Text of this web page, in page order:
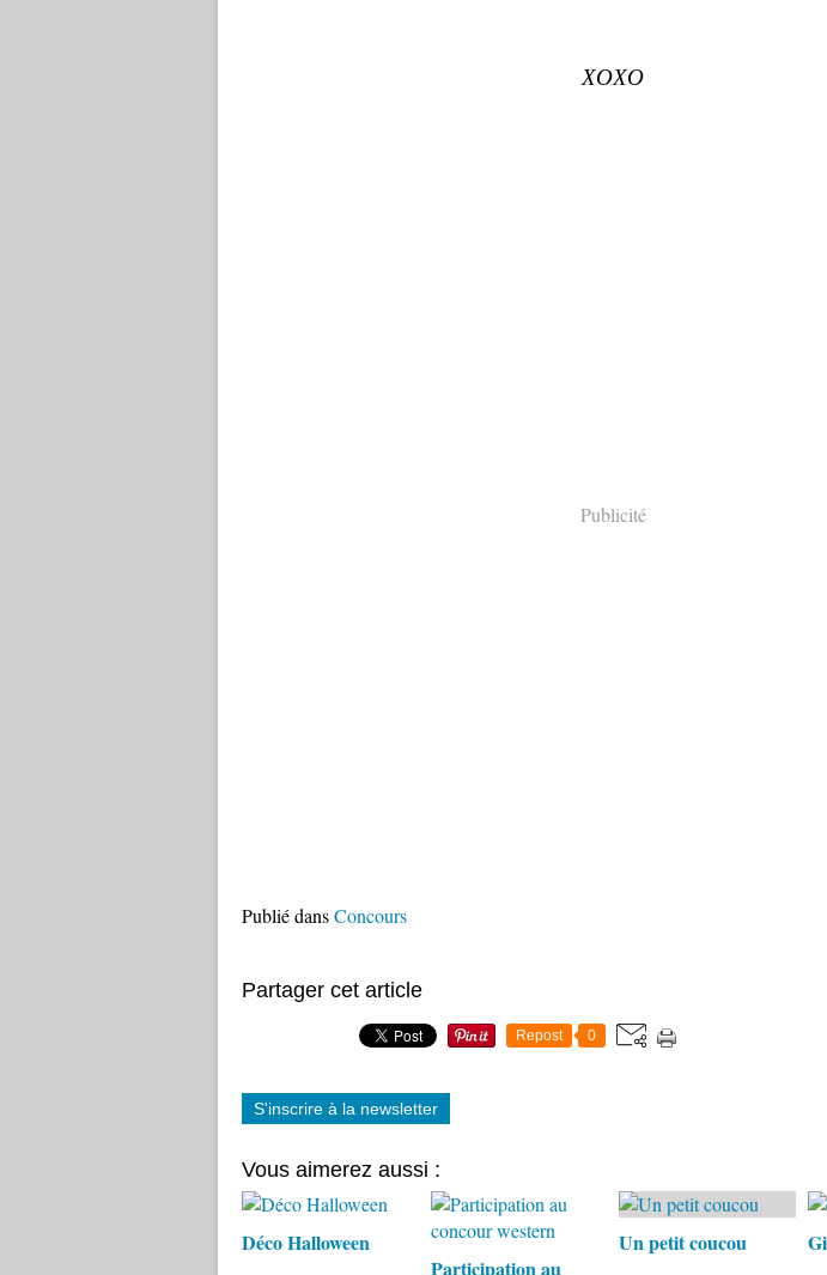
XOXO
Publicité
Publié dansConcours
Partager cet article
Repost 0
S'inscrire à la newsletter
Vous aimerez aussi :
Déco Halloween
Participation au
Un petit coucou